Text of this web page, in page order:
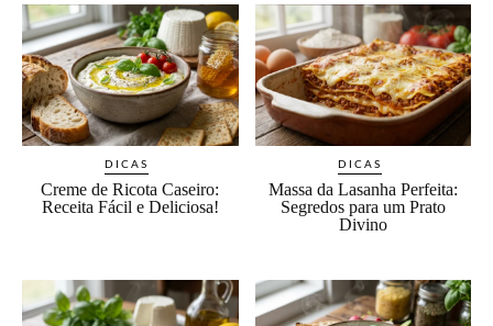
DICAS
Creme de Ricota Caseiro:
Receita Fácil e Deliciosa!
DICAS
Massa da Lasanha Perfeita:
Segredos para um Prato
Divino